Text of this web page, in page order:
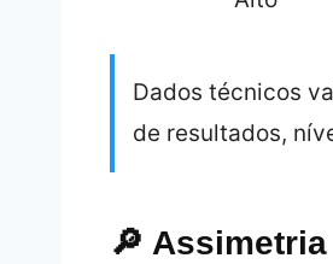
Dados técnicos
de resultados,
🔎